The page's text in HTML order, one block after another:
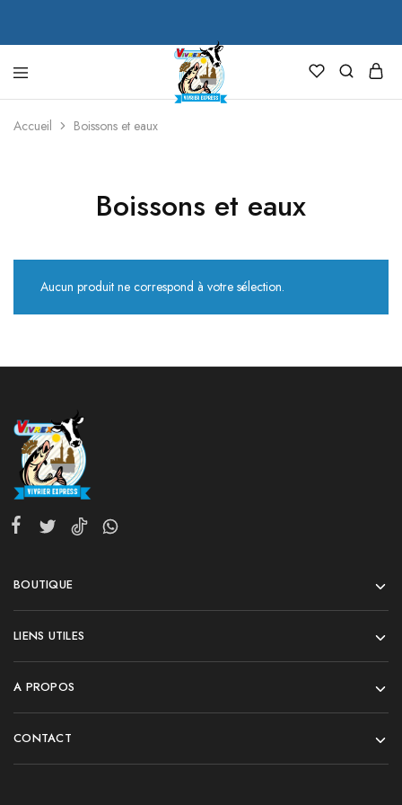
Accueil Boissons et eaux
Boissons et eaux
Aucun produit ne correspond à votre sélection.
BOUTIQUE
LIENS UTILES
A PROPOS
CONTACT